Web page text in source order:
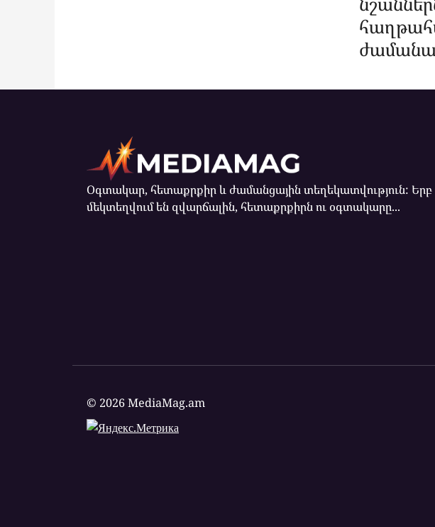
Օգտակար, հետաքրքիր և ժամանցային տեղեկատվություն: Երբ
մեկտեղվում են զվարճալին, հետաքրքիրն ու օգտակարը...
© 2026 MediaMag.am